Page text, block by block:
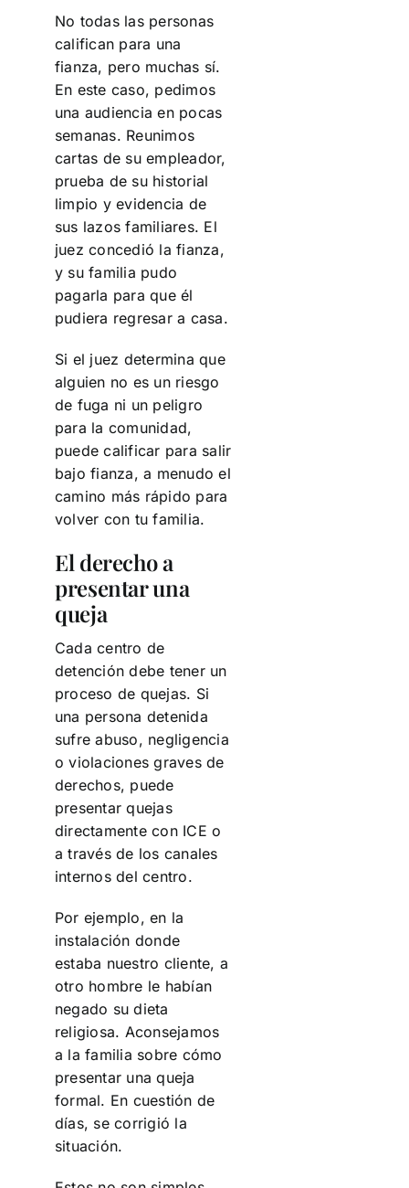
No todas las personas
califican para una
fianza, pero muchas sí.
En este caso, pedimos
una audiencia en pocas
semanas. Reunimos
cartas de su empleador,
prueba de su historial
limpio y evidencia de
sus lazos familiares. El
juez concedió la fianza,
y su familia pudo
pagarla para que él
pudiera regresar a casa.
Si el juez determina que
alguien no es un riesgo
de fuga ni un peligro
para la comunidad,
puede calificar para salir
bajo fianza, a menudo el
camino más rápido para
volver con tu familia.
El derecho a
presentar una
queja
Cada centro de
detención debe tener un
proceso de quejas. Si
una persona detenida
sufre abuso, negligencia
o violaciones graves de
derechos, puede
presentar quejas
directamente con ICE o
a través de los canales
internos del centro.
Por ejemplo, en la
instalación donde
estaba nuestro cliente, a
otro hombre le habían
negado su dieta
religiosa. Aconsejamos
a la familia sobre cómo
presentar una queja
formal. En cuestión de
días, se corrigió la
situación.